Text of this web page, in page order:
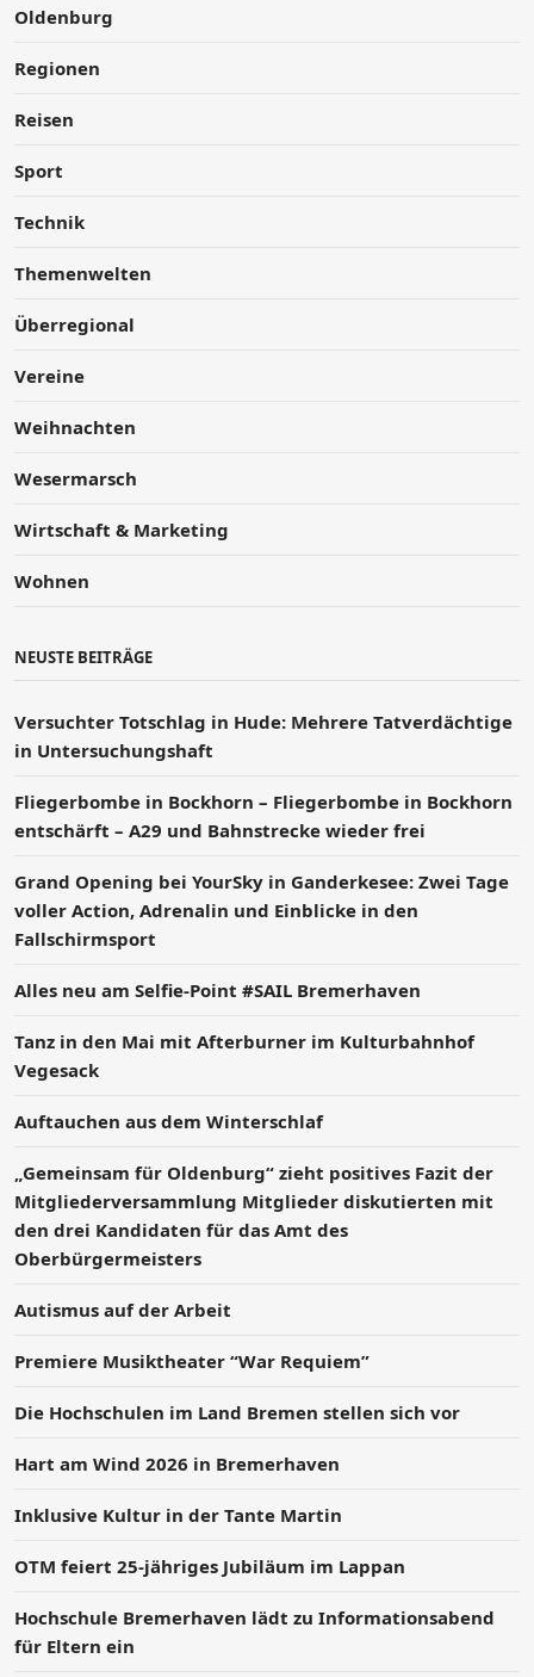
Oldenburg
Regionen
Reisen
Sport
Technik
Themenwelten
Überregional
Vereine
Weihnachten
Wesermarsch
Wirtschaft & Marketing
Wohnen
NEUSTE BEITRÄGE
Versucht­er Totschlag in Hude: Mehrere Tatverdächtige
in Untersuchungshaft
Fliegerbombe in Bockhorn – Fliegerbombe in Bockhorn
entschärft – A29 und Bahnstrecke wieder frei
Grand Opening bei YourSky in Ganderkesee: Zwei Tage
voller Action, Adrenalin und Einblicke in den
Fallschirmsport
Alles neu am Selfie-Point #SAIL Bremerhaven
Tanz in den Mai mit Afterburner im Kulturbahnhof
Vegesack
Auftauchen aus dem Winterschlaf
„Gemeinsam für Oldenburg“ zieht positives Fazit der
Mitgliederversammlung Mitglieder diskutierten mit
den drei Kandidaten für das Amt des
Oberbürgermeisters
Autismus auf der Arbeit
Premiere Musiktheater “War Requiem”
Die Hochschulen im Land Bremen stellen sich vor
Hart am Wind 2026 in Bremerhaven
Inklusive Kultur in der Tante Martin
OTM feiert 25-jähriges Jubiläum im Lappan
Hochschule Bremerhaven lädt zu Informationsabend
für Eltern ein